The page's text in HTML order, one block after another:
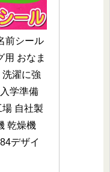
前シール
用 おなま
洗濯に強
学準備
自社製
乾燥機
デザイ